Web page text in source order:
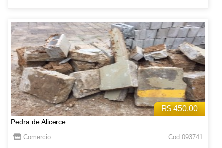
R$ 450,00
Pedra de Alicerce
Comercio Cod 093741